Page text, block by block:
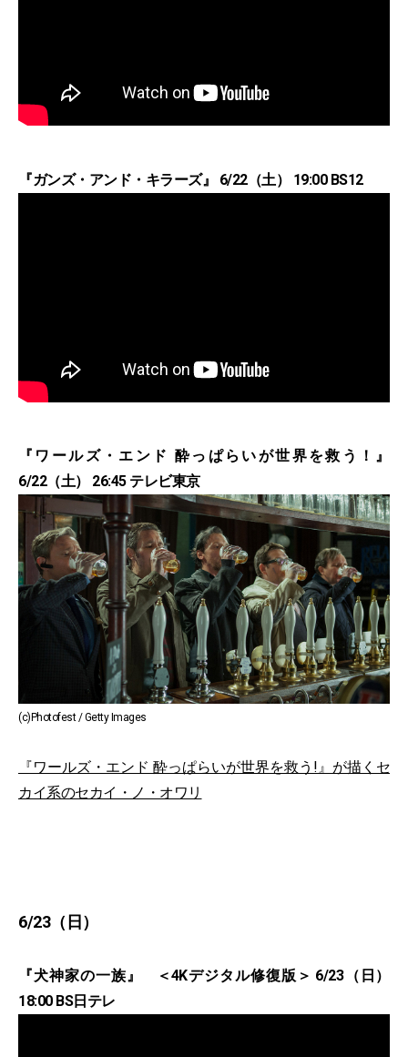
『ガンズ・アンド・キラーズ』 6/22（土） 19:00 BS12
『ワールズ・エンド 酔っぱらいが世界を救う！』
6/22（土） 26:45 テレビ東京
(c)Photofest / Getty Images
『ワールズ・エンド 酔っぱらいが世界を救う!』が描くセ
カイ系のセカイ・ノ・オワリ
6/23（日）
『犬神家の一族』 ＜4Kデジタル修復版＞ 6/23（日）
18:00 BS日テレ